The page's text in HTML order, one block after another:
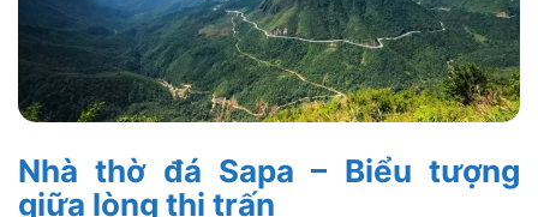
Nhà thờ đá Sapa – Biểu tượng
giữa lòng thị trấn